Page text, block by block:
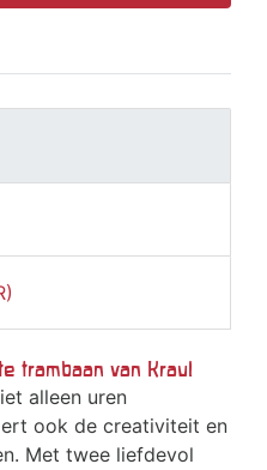
trambaan van Kraul
alleen uren
ook de creativiteit en
Met twee liefdevol